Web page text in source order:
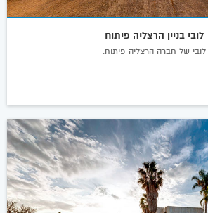
לובי בניין הרצליה פיתוח
לובי של חברה הרצליה פיתוח.